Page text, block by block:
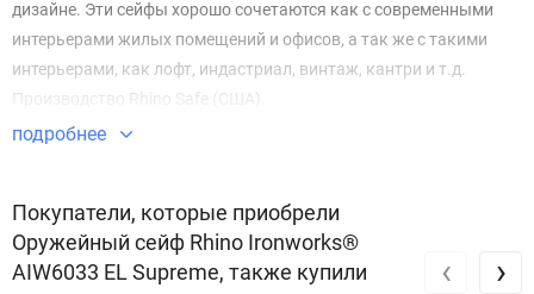
дизайне. Эти сейфы хорошо сочетаются как с современными
интерьерами жилых помещений и офисов, а так же с такими
интерьерами, как лофт, индастриал, винтаж, кантри и т.д.
Производство Rhino Safe (США).
подробнее
Покупатели, которые приобрели
Оружейный сейф Rhino Ironworks®
AIW6033 EL Supreme, также купили
‹ ›